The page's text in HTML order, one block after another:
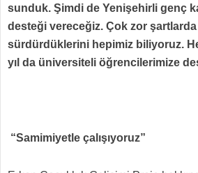
sunduk. Şimdi de Yenişehirli genç
desteği vereceğiz. Çok zor şartlarda
sürdürdüklerini hepimiz biliyoruz.
yıl da üniversiteli öğrencilerimize
“Samimiyetle çalışıyoruz”